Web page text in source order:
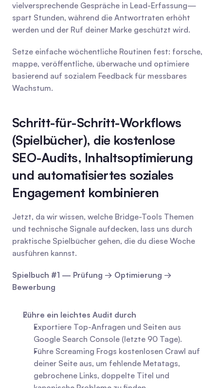
vielversprechende Gespräche in Lead-Erfassung—
spart Stunden, während die Antwortraten erhöht
werden und der Ruf deiner Marke geschützt wird.
Setze einfache wöchentliche Routinen fest: forsche,
mappe, veröffentliche, überwache und optimiere
basierend auf sozialem Feedback für messbares
Wachstum.
Schritt-für-Schritt-Workflows
(Spielbücher), die kostenlose
SEO-Audits, Inhaltsoptimierung
und automatisiertes soziales
Engagement kombinieren
Jetzt, da wir wissen, welche Bridge-Tools Themen
und technische Signale aufdecken, lass uns durch
praktische Spielbücher gehen, die du diese Woche
ausführen kannst.
Spielbuch #1 — Prüfung → Optimierung →
Bewerbung
Führe ein leichtes Audit durch
Exportiere Top-Anfragen und Seiten aus
Google Search Console (letzte 90 Tage).
Führe Screaming Frogs kostenlosen Crawl auf
deiner Seite aus, um fehlende Metatags,
gebrochene Links, doppelte Titel und